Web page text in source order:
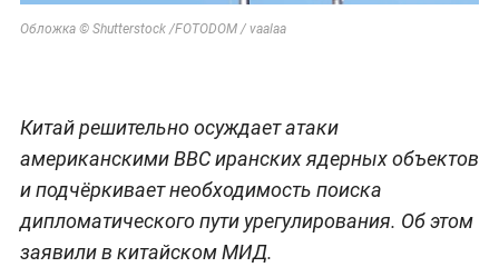
Обложка © Shutterstock /FOTODOM / vaalaa
Китай решительно осуждает атаки
американскими ВВС иранских ядерных объектов
и подчёркивает необходимость поиска
дипломатического пути урегулирования. Об этом
заявили в китайском МИД.